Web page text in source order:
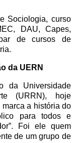
Sociologia, curso
DAU, Capes,
de cursos de
da UERN
da Universidade
(URRN), hoje
a história do
para todos e
Foi ele quem
de um grupo de